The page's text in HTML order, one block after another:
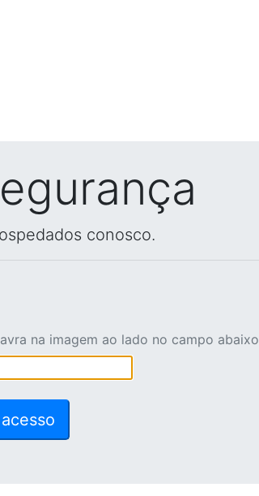
conosco.
na imagem ao lado no campo abaixo